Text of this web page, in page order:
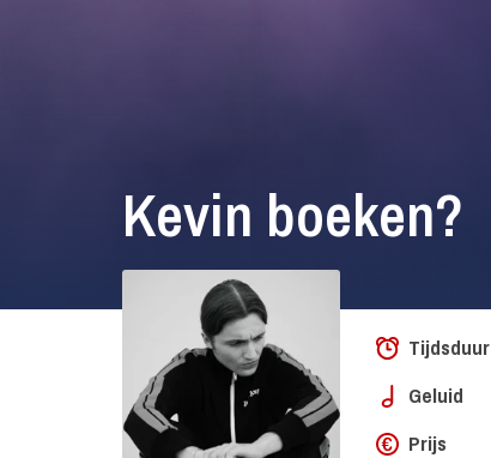
Kevin boeken?
Tijdsduur
Geluid
Prijs